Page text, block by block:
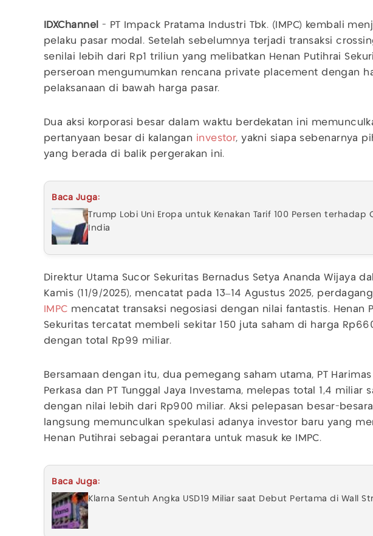
IDXChannel
- PT Impack Pratama Industri Tbk. (IMPC) kembali
pelaku pasar modal. Setelah sebelumnya terjadi transaksi
senilai lebih dari Rp1 triliun yang melibatkan Henan Putihrai
perseroan mengumumkan rencana private placement dengan
pelaksanaan di bawah harga pasar.
Dua aksi korporasi besar dalam waktu berdekatan ini
pertanyaan besar di kalangan investor, yakni siapa sebenarnya
yang berada di balik pergerakan ini.
Baca Juga:
Trump Lobi Uni Eropa untuk Kenakan Tarif 100 Persen terhadap
India
Direktur Utama Sucor Sekuritas Bernadus Setya Ananda Wijaya
Kamis (11/9/2025), mencatat pada 13–14 Agustus 2025,
IMPC mencatat transaksi negosiasi dengan nilai fantastis. Henan
Sekuritas tercatat membeli sekitar 150 juta saham di harga
dengan total Rp99 miliar.
Bersamaan dengan itu, dua pemegang saham utama, PT Harimas
Perkasa dan PT Tunggal Jaya Investama, melepas total 1,4 miliar
dengan nilai lebih dari Rp900 miliar. Aksi pelepasan besar-
langsung memunculkan spekulasi adanya investor baru yang
Henan Putihrai sebagai perantara untuk masuk ke IMPC.
Baca Juga:
Klarna Sentuh Angka USD19 Miliar saat Debut Pertama di Wall